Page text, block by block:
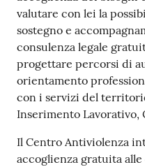
valutare con lei la
sostegno e
consulenza legale
progettare percorsi di
orientamento
con i servizi del
Inserimento Lavorativo,
Il Centro Antiviolenza
accoglienza gratuita